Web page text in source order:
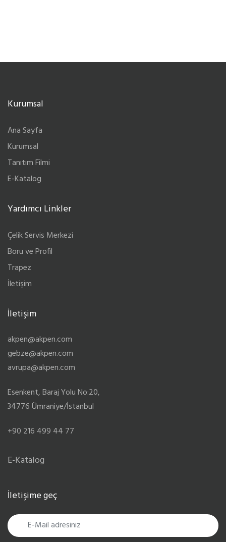
Kurumsal
Ana Sayfa
Kurumsal
Tanıtım Filmi
E-Katalog
Yardımcı Linkler
Çelik Servis Merkezi
Boru ve Profil
Trapez
İletişim
İletişim
akpen@akpen.com
gebze@akpen.com
avrupa@akpen.com
Esenkent, Baraj Yolu No:20,
34776 Ümraniye/İstanbul
+90 216 499 44 77
E-Katalog
İletişime geç